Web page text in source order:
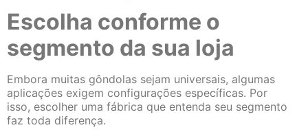
Escolha conforme o
segmento da sua loja
Embora muitas gôndolas sejam universais, algumas
aplicações exigem configurações específicas. Por
isso, escolher uma fábrica que entenda seu segmento
faz toda diferença.